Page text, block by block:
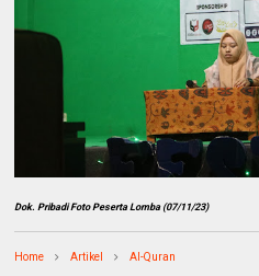
Dok. Pribadi Foto Peserta Lomba (07/11/23)
Home Artikel Al-Quran